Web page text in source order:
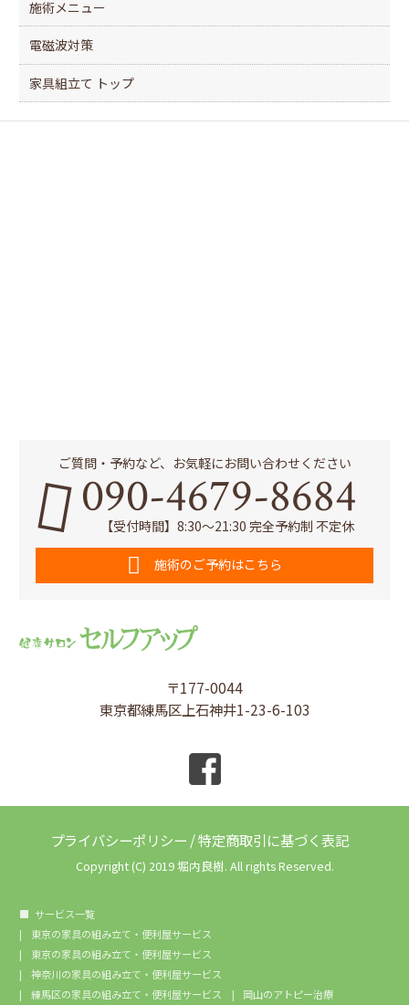
施術メニュー
電磁波対策
家具組立て トップ
〒177-0044
東京都練馬区上石神井1-23-6-103
ご質問・予約など、お気軽にお問い合わせください
090-4679-8684
【受付時間】8:30～21:30 完全予約制 不定休
施術のご予約はこちら
プライバシーポリシー /特定商取引に基づく表記
Copyright (C) 2019 堀内良樹. All rights Reserved.
サービス一覧
東京の家具の組み立て・便利屋サービス
東京の家具の組み立て・便利屋サービス
神奈川の家具の組み立て・便利屋サービス
練馬区の家具の組み立て・便利屋サービス
岡山のアトピー治療